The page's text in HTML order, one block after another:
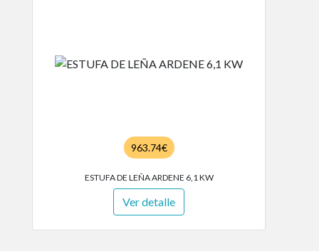
963.74€
ESTUFA DE LEÑA ARDENE 6,1 KW
Ver detalle